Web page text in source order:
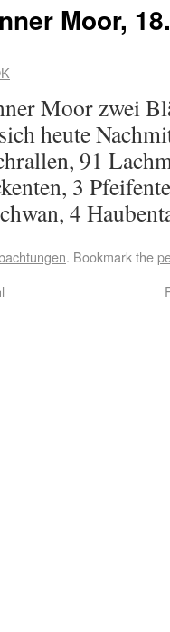
Moor,
Moor zwei
heute
91
3
4
. Bookmark the